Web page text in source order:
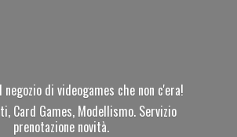
negozio di videogames che non c'era!
Card Games, Modellismo. Servizio
prenotazione novità.